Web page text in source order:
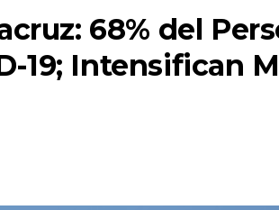
68% del
19; Intensifican